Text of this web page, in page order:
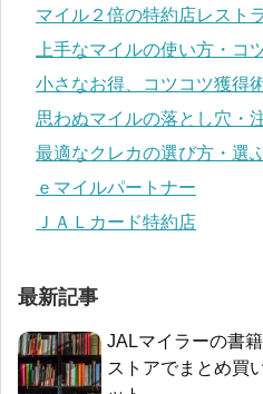
マイル２倍の特約店レスト
上手なマイルの使い方・コ
小さなお得、コツコツ獲得
思わぬマイルの落とし穴・
最適なクレカの選び方・選
ｅマイルパートナー
ＪＡＬカード特約店
最新記事
JALマイラーの書
ストアでまとめ買